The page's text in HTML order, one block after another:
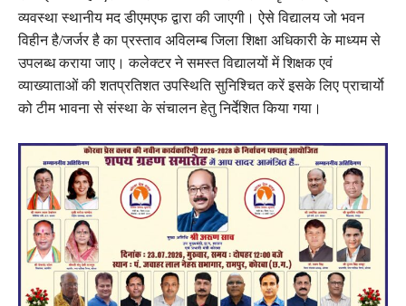
व्यवस्था स्थानीय मद डीएमएफ द्वारा की जाएगी। ऐसे विद्यालय जो भवन
विहीन है/जर्जर है का प्रस्ताव अविलम्ब जिला शिक्षा अधिकारी के माध्यम से
उपलब्ध कराया जाए। कलेक्टर ने समस्त विद्यालयों में शिक्षक एवं
व्याख्याताओं की शतप्रतिशत उपस्थिति सुनिश्चित करें इसके लिए प्राचार्याे
को टीम भावना से संस्था के संचालन हेतु निर्देशित किया गया।